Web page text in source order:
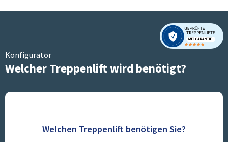
Konfigurator
Welcher Treppenlift wird benötigt?
Welchen Treppenlift benötigen Sie?